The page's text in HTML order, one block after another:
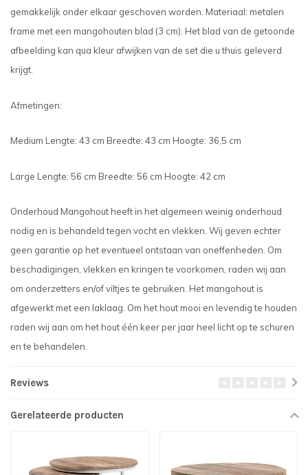
gemakkelijk onder elkaar geschoven worden. Materiaal: metalen
frame met een mangohouten blad (3 cm). Het blad van de getoonde
afbeelding kan qua kleur afwijken van de set die u thuis geleverd
krijgt.
Afmetingen:
Medium Lengte: 43 cm Breedte: 43 cm Hoogte: 36,5 cm
Large Lengte: 56 cm Breedte: 56 cm Hoogte: 42 cm
Onderhoud Mangohout heeft in het algemeen weinig onderhoud
nodig en is behandeld tegen vocht en vlekken. Wij geven echter
geen garantie op het eventueel ontstaan van oneffenheden. Om
beschadigingen, vlekken en kringen te voorkomen, raden wij aan
om onderzetters en/of viltjes te gebruiken. Het mangohout is
afgewerkt met een laklaag. Om het hout mooi en levendig te houden
raden wij aan om het hout één keer per jaar heel licht op te schuren
en te behandelen.
Reviews
Gerelateerde producten